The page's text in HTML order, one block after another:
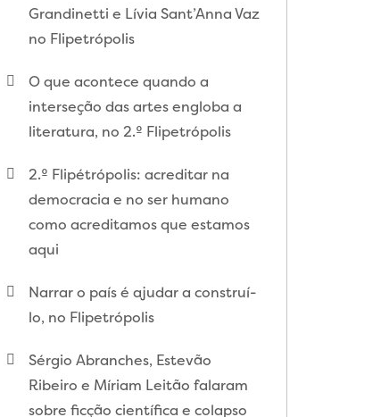
Grandinetti e Lívia Sant’Anna Vaz
no Flipetrópolis
O que acontece quando a
interseção das artes engloba a
literatura, no 2.º Flipetrópolis
2.º Flipétrópolis: acreditar na
democracia e no ser humano
como acreditamos que estamos
aqui
Narrar o país é ajudar a construí-
lo, no Flipetrópolis
Sérgio Abranches, Estevão
Ribeiro e Míriam Leitão falaram
sobre ficção científica e colapso